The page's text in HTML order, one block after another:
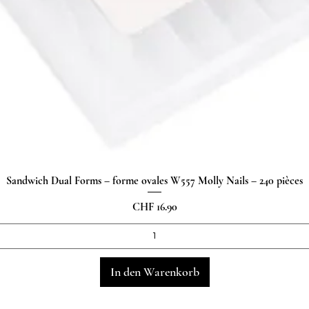
Schnellansicht
Sandwich Dual Forms – forme ovales W557 Molly Nails – 240 pièces
Preis
CHF 16.90
In den Warenkorb